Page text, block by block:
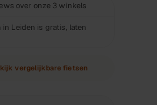
over onze 3 winkels
in Leiden is gratis, laten
vergelijkbare fietsen